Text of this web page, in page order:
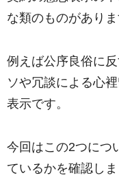
な類のものがありま
例えば公序良俗に
ソや冗談による心
表示です。
今回はこの2つにつ
ているかを確認しま